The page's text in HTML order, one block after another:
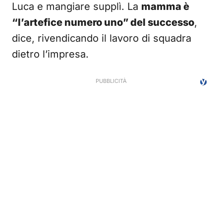
Luca e mangiare supplì. La mamma è
“l’artefice numero uno” del successo,
dice, rivendicando il lavoro di squadra
dietro l’impresa.